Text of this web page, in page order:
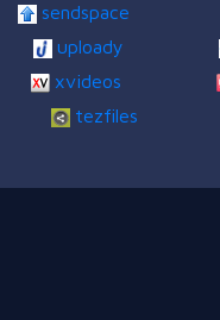
sendspace
uploady
xvideos
tezfiles